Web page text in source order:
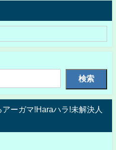
検索
ーガマ!Haraハラ!未解決人